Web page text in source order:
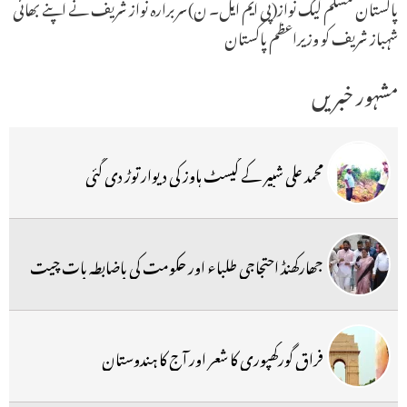
شہباز شریف کو وزیراعظم پاکستان
مشہور خبریں
محمد علی شبیر کے گیسٹ ہاوز کی دیوار توڑ دی گئی
جھارکھنڈ احتجاجی طلباء اور حکومت کی باضابطہ بات چیت
فراق گورکھپوری کا شعر اور آج کا ہندوستان